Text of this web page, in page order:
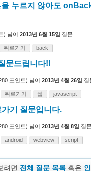
을 누르지 않아도
) 님이 2013년 6월 15일 질문
뒤로가기 back
문드립니다!!
포인트) 님이 2013년 4월 26일 질
뒤로가기 웹 javascript
기 질문입니다.
포인트) 님이 2013년 4월 8일 질
android webview script
려면 전체 질문 목록 혹은